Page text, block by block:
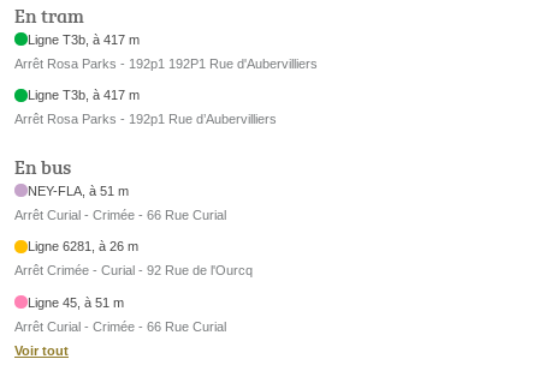
En tram
Ligne T3b, à 417 m
Arrêt Rosa Parks - 192p1 192P1 Rue d'Aubervilliers
Ligne T3b, à 417 m
Arrêt Rosa Parks - 192p1 Rue d’Aubervilliers
En bus
NEY-FLA, à 51 m
Arrêt Curial - Crimée - 66 Rue Curial
Ligne 6281, à 26 m
Arrêt Crimée - Curial - 92 Rue de l'Ourcq
Ligne 45, à 51 m
Arrêt Curial - Crimée - 66 Rue Curial
Voir tout